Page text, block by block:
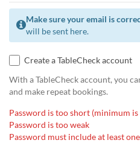
Make sure your email is
will be sent here.
Create a TableCheck account
With a TableCheck account, you
and make repeat bookings.
Password is too short (minimum
Password is too weak
Password must include at least